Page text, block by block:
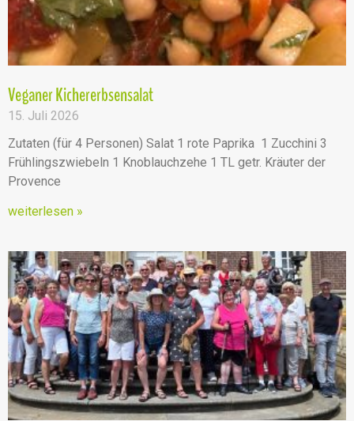
Veganer Kichererbsensalat
15. Juli 2026
Zutaten (für 4 Personen) Salat 1 rote Paprika 1 Zucchini 3
Frühlingszwiebeln 1 Knoblauchzehe 1 TL getr. Kräuter der
Provence
weiterlesen »